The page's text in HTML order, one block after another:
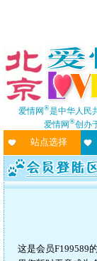
爱情网®是中华人民
爱情网®创办
站点选择
这是会员F199589